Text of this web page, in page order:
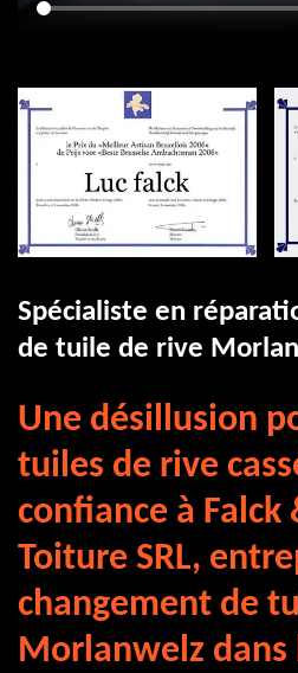
Spécialiste en
de tuile de rive
Une désillusion
tuiles de rive
confiance à Falck
Toiture SRL,
changement de
Morlanwelz dans